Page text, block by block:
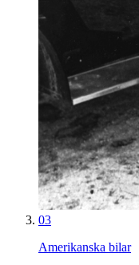
03
Amerikanska bilar